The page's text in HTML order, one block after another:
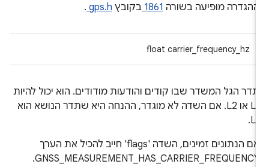
ההגדרה מופיעה בשורה1861 בקובץgps.h
.
float carrier_frequency_hz
תדר הגל המשדר שבו קודים והודעות מודודים. הוא יכול להיות
L1 או L2. אם השדה לא מוגדר, ההנחה היא שתדר הנושא הוא
אם הנתונים זמינים, השדה 'flags' חייב להכיל את הערך
GNSS_MEASUREMENT_HAS_CARRIER_FREQUENCY.